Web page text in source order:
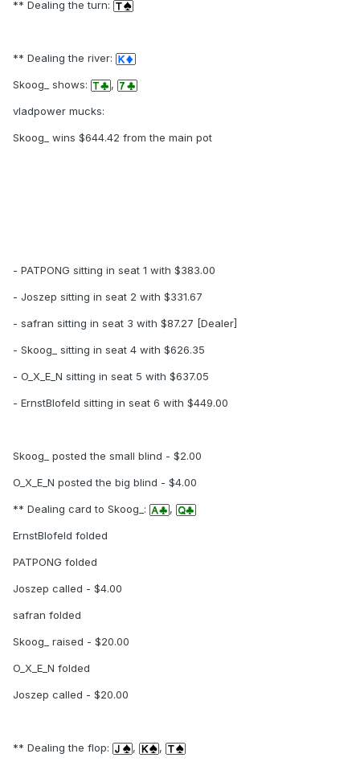
** Dealing the turn:
** Dealing the river:
Skoog_ shows: ,
vladpower mucks:
Skoog_ wins $644.42 from the main pot
- PATPONG sitting in seat 1 with $383.00
- Joszep sitting in seat 2 with $331.67
- safran sitting in seat 3 with $87.27 [Dealer]
- Skoog_ sitting in seat 4 with $626.35
- O_X_E_N sitting in seat 5 with $637.05
- ErnstBlofeld sitting in seat 6 with $449.00
Skoog_ posted the small blind - $2.00
O_X_E_N posted the big blind - $4.00
** Dealing card to Skoog_: ,
ErnstBlofeld folded
PATPONG folded
Joszep called - $4.00
safran folded
Skoog_ raised - $20.00
O_X_E_N folded
Joszep called - $20.00
** Dealing the flop: , ,